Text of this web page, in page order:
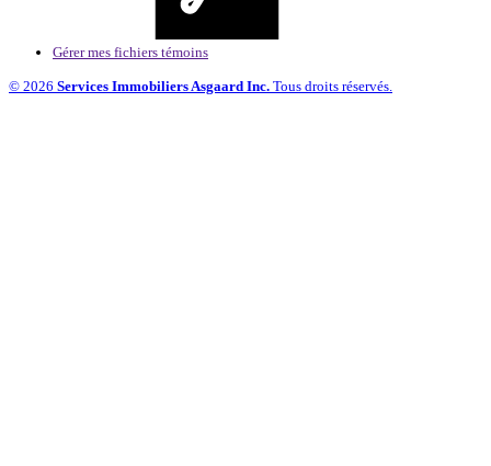
Gérer mes fichiers témoins
© 2026 Services Immobiliers Asgaard Inc. Tous droits réservés.